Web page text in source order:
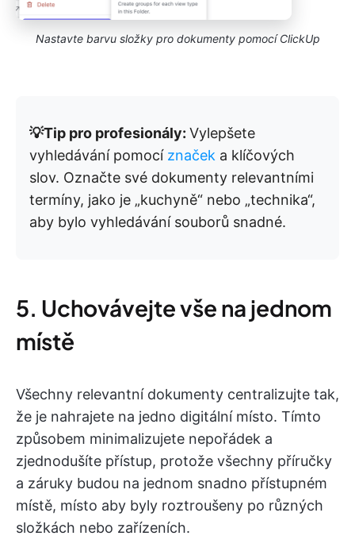
Nastavte barvu složky pro dokumenty pomocí ClickUp
💡Tip pro profesionály: Vylepšete
vyhledávání pomocí značek a klíčových
slov. Označte své dokumenty relevantními
termíny, jako je „kuchyně“ nebo „technika“,
aby bylo vyhledávání souborů snadné.
5. Uchovávejte vše na jednom
místě
Všechny relevantní dokumenty centralizujte tak,
že je nahrajete na jedno digitální místo. Tímto
způsobem minimalizujete nepořádek a
zjednodušíte přístup, protože všechny příručky
a záruky budou na jednom snadno přístupném
místě, místo aby byly roztroušeny po různých
složkách nebo zařízeních.